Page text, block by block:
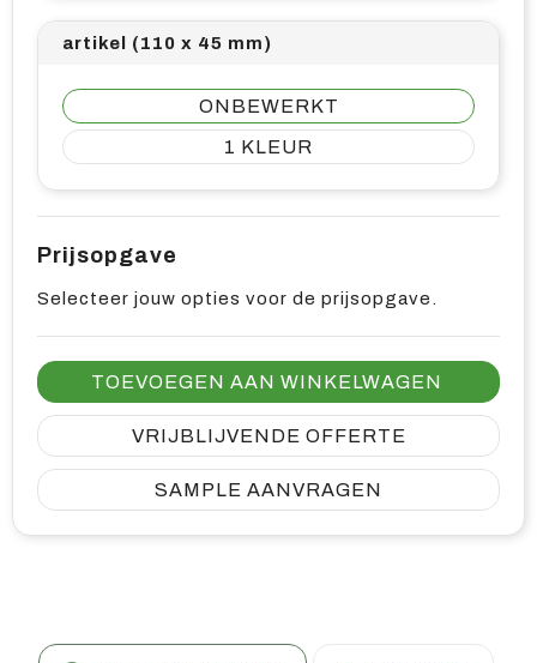
artikel (110 x 45 mm)
ONBEWERKT
1
Prijsopgave
Selecteer jouw opties voor de prijsopgave.
TOEVOEGEN AAN WINKELWAGEN
VRIJBLIJVENDE OFFERTE
SAMPLE AANVRAGEN